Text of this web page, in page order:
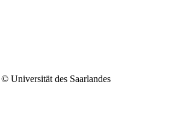
© Universität des Saarlandes